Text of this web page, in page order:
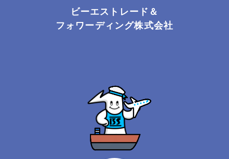
ビーエストレード＆
フォワーディング株式会社